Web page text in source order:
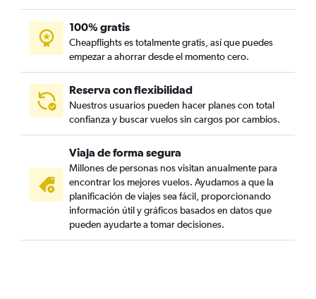
100% gratis
Cheapflights es totalmente gratis, así que puedes
empezar a ahorrar desde el momento cero.
Reserva con flexibilidad
Nuestros usuarios pueden hacer planes con total
confianza y buscar vuelos sin cargos por cambios.
Viaja de forma segura
Millones de personas nos visitan anualmente para
encontrar los mejores vuelos. Ayudamos a que la
planificación de viajes sea fácil, proporcionando
información útil y gráficos basados en datos que
pueden ayudarte a tomar decisiones.